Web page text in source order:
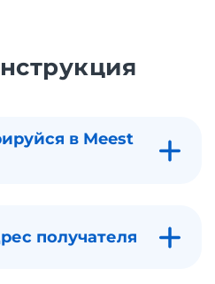
в Meest
получателя